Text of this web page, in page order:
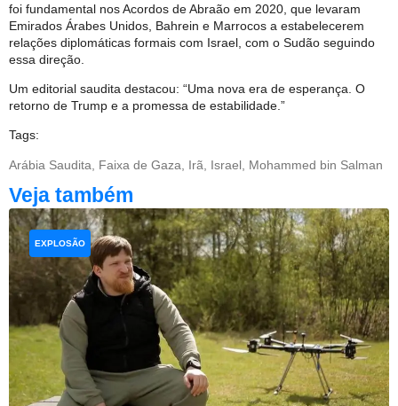
foi fundamental nos Acordos de Abraão em 2020, que levaram
Emirados Árabes Unidos, Bahrein e Marrocos a estabelecerem
relações diplomáticas formais com Israel, com o Sudão seguindo
essa direção.
Um editorial saudita destacou: “Uma nova era de esperança. O
retorno de Trump e a promessa de estabilidade.”
Tags:
Arábia Saudita Faixa de Gaza Irã Israel Mohammed bin Salman
Veja também
EXPLOSÃO